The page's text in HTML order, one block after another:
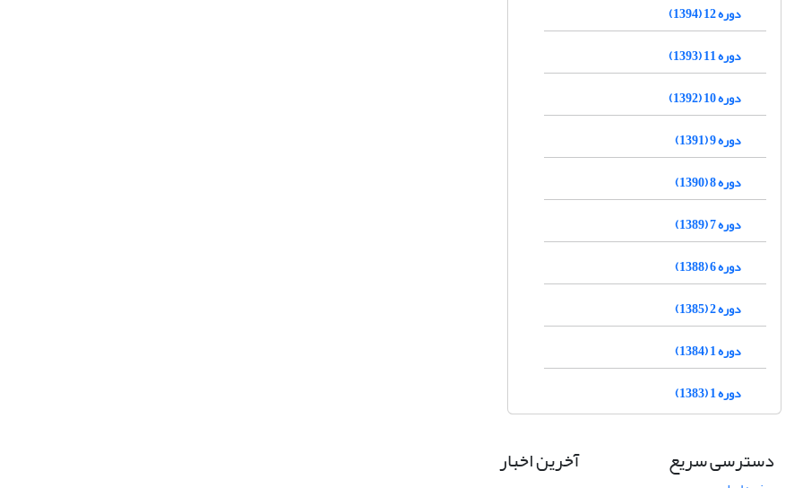
دوره 12 (1394)
دوره 11 (1393)
دوره 10 (1392)
دوره 9 (1391)
دوره 8 (1390)
دوره 7 (1389)
دوره 6 (1388)
دوره 2 (1385)
دوره 1 (1384)
دوره 1 (1383)
دسترسی سریع آخرین اخبار